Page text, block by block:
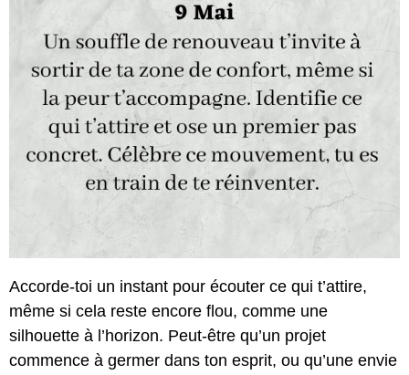
Accorde-toi un instant pour écouter ce qui t’attire,
même si cela reste encore flou, comme une
silhouette à l’horizon. Peut-être qu’un projet
commence à germer dans ton esprit, ou qu’une envie